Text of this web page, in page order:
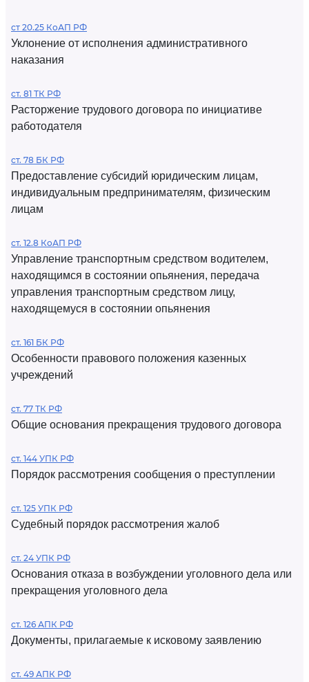
ст 20.25 КоАП РФ
Уклонение от исполнения административного
наказания
ст. 81 ТК РФ
Расторжение трудового договора по инициативе
работодателя
ст. 78 БК РФ
Предоставление субсидий юридическим лицам,
индивидуальным предпринимателям, физическим
лицам
ст. 12.8 КоАП РФ
Управление транспортным средством водителем,
находящимся в состоянии опьянения, передача
управления транспортным средством лицу,
находящемуся в состоянии опьянения
ст. 161 БК РФ
Особенности правового положения казенных
учреждений
ст. 77 ТК РФ
Общие основания прекращения трудового договора
ст. 144 УПК РФ
Порядок рассмотрения сообщения о преступлении
ст. 125 УПК РФ
Судебный порядок рассмотрения жалоб
ст. 24 УПК РФ
Основания отказа в возбуждении уголовного дела или
прекращения уголовного дела
ст. 126 АПК РФ
Документы, прилагаемые к исковому заявлению
ст. 49 АПК РФ